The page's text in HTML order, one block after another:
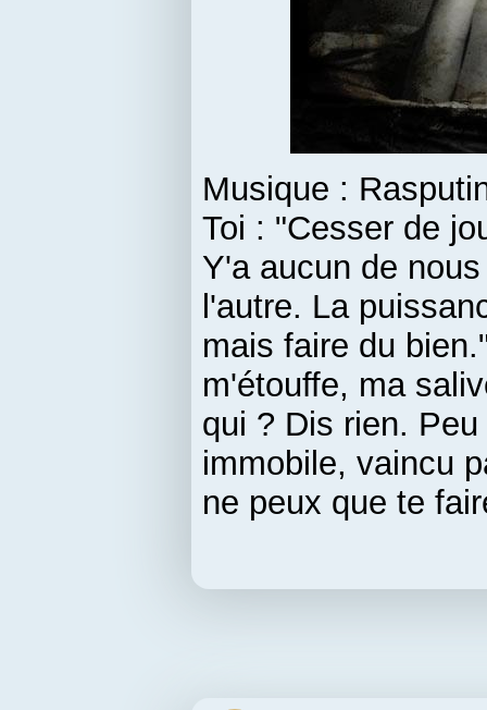
Musique :
Toi : "Cesser de
Y'a aucun de
l'autre. La
mais faire du
m'étouffe, ma
qui ? Dis rien.
immobile, vaincu
ne peux que te